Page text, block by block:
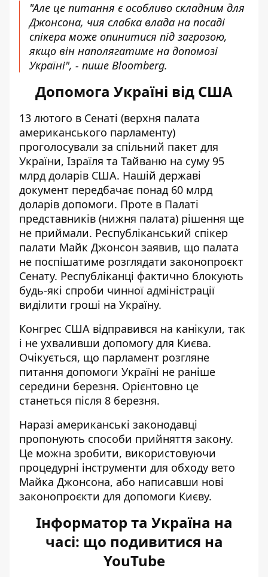
"Але це питання є особливо складним для
Джонсона, чия слабка влада на посаді
спікера може опинитися під загрозою,
якщо він наполягатиме на допомозі
Україні", - пише Bloomberg.
Допомога Україні від США
13 лютого в Сенаті (верхня палата
американського парламенту)
проголосували за спільний пакет для
України, Ізраїля та Тайваню на суму 95
млрд доларів США. Нашій державі
документ передбачає понад 60 млрд
доларів допомоги. Проте в Палаті
представників (нижня палата) рішення ще
не приймали. Республіканський спікер
палати Майк Джонсон заявив, що палата
не поспішатиме розглядати законопроєкт
Сенату. Республіканці фактично блокують
будь-які спроби чинної адміністрації
виділити гроші на Україну.
Конгрес США відправився на канікули, так
і не ухваливши допомогу для Києва.
Очікується, що парламент розгляне
питання допомоги Україні не раніше
середини березня. Орієнтовно це
станеться після 8 березня.
Наразі американські законодавці
пропонують способи прийняття закону.
Це можна зробити, використовуючи
процедурні інструменти для обходу вето
Майка Джонсона, або написавши нові
законопроєкти для допомоги Києву.
Інформатор та Україна на
часі: що подивитися на
YouTube